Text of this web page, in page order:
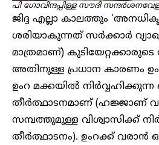
പി ഗോവിന്ദപ്പിള്ള സൗദി
ജിദ്ദ എല്ലാ കാലത്തും
ശരിയാകുന്നത് സർക്കാർ
മാത്രമാണ്)
അതിനുള്ള പ്രധാന കാരണം
ഉംറ മക്കയിൽ നിർവ്വഹിക്കുന്ന
തീർത്ഥാടനമാണ് (ഹജ്ജാണ്
സമ്പത്തുമുള്ള വിശ്വാസിക്ക്
തീർത്ഥാടനം). ഉംറക്ക് വരാൻ